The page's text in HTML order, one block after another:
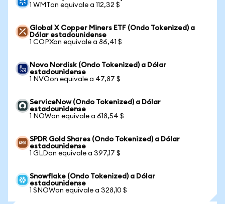
1 WMTon equivale a 112,32 $
Global X Copper Miners ETF (Ondo Tokenized) a
Dólar estadounidense
1 COPXon equivale a 86,41 $
Novo Nordisk (Ondo Tokenized) a Dólar
estadounidense
1 NVOon equivale a 47,87 $
ServiceNow (Ondo Tokenized) a Dólar
estadounidense
1 NOWon equivale a 618,54 $
SPDR Gold Shares (Ondo Tokenized) a Dólar
estadounidense
1 GLDon equivale a 397,17 $
Snowflake (Ondo Tokenized) a Dólar
estadounidense
1 SNOWon equivale a 328,10 $